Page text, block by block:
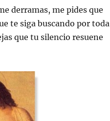
derramas, me pides que
te siga buscando por toda
que tu silencio resuene